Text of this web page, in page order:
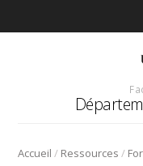
Accueil / Ressources /